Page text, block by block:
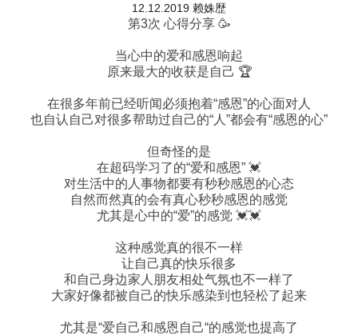
12.12.2019 赖姝歴
第3次 心得分享 🥳
当心中的爱和感恩响起
原来最大的收获是自己 🏆
在很多年前已经听闻必须抱着“感恩”的心面对人
也自认自己对很多帮助过自己的“人”都会有“感恩的心”
但奇怪的是
在超码学习了的“爱和感恩” 💓
对生活中的人事物都要有秒秒感恩的心态
自然而然真的会有真心秒秒感恩的感觉
尤其是心中的“爱”的感觉 💓💓
这种感觉真的很不一样
让自己真的快乐很多
和自己身边家人朋友相处气氛也不一样了
大家好像都被自己的快乐感染到也轻松了起来
尤其是“爱自己和感恩自己“的感觉也提高了